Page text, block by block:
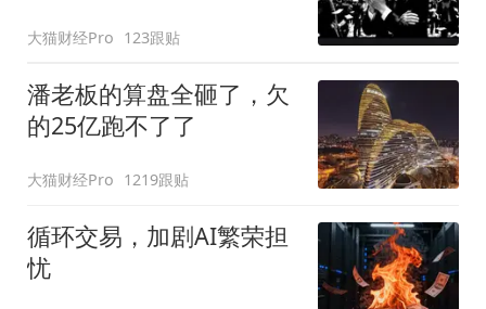
大猫财经Pro 123跟贴
潘老板的算盘全砸了，欠
的25亿跑不了了
大猫财经Pro 1219跟贴
循环交易，加剧AI繁荣担
忧